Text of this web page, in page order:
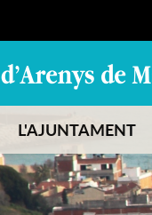
L'AJUNTAMENT